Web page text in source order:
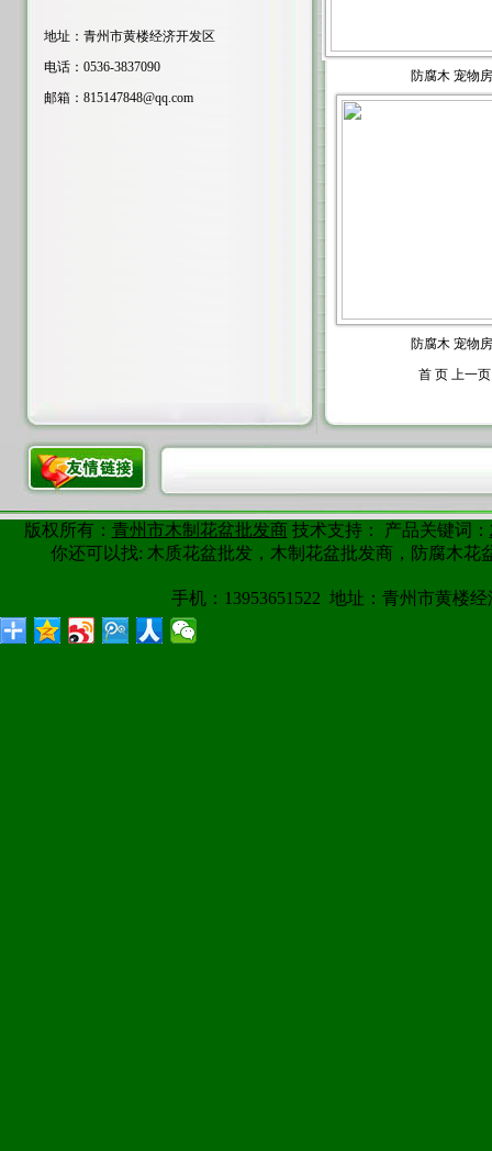
地址：青州市黄楼经济开发区
电话：0536-3837090
邮箱： 815147848@qq.com
防腐木 宠物房
防腐木 宠物房
首 页 上一
版权所有： 青州市木制花盆批发商技术支持： 产品关键词：
你还可以找: 木质花盆批发，木制花盆批发商，防腐木
手机：13953651522 地址：青州市黄楼